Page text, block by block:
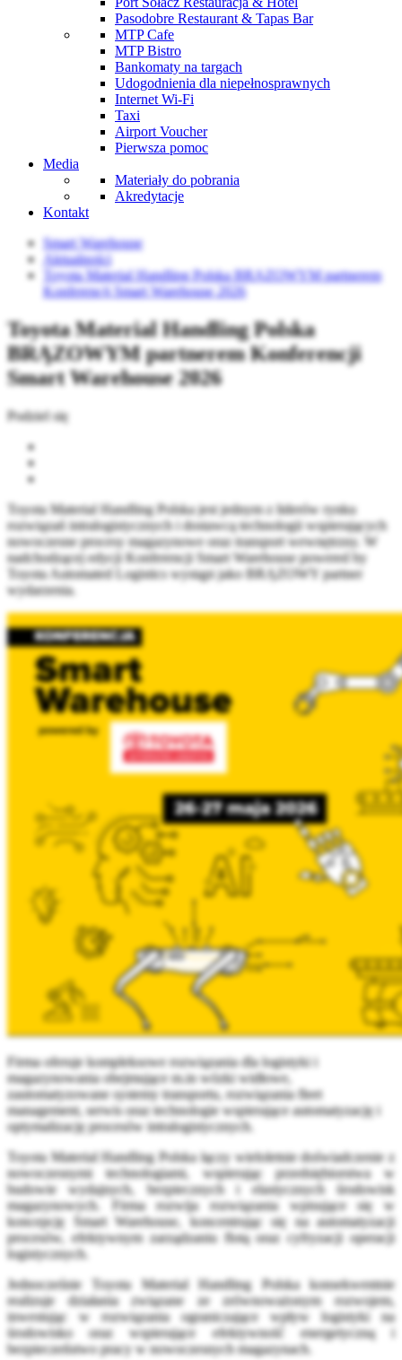
Pasodobre Restaurant & Tapas Bar
MTP Cafe
MTP Bistro
Bankomaty na targach
Udogodnienia dla niepełnosprawnych
Internet Wi-Fi
Taxi
Airport Voucher
Pierwsza pomoc
Media
Materiały do pobrania
Akredytacje
Kontakt
Smart Warehouse
Aktualności
Toyota Material Handling Polska BRĄZOWYM partnerem
Konferencji Smart Warehouse 2026
Toyota Material Handling Polska
BRĄZOWYM partnerem Konferencji
Smart Warehouse 2026
Podziel się
Toyota Material Handling Polska jest jednym z liderów rynku
rozwiązań intralogistycznych i dostawcą technologii wspierających
nowoczesne procesy magazynowe oraz transport wewnętrzny. W
nadchodzącej edycji Konferencji Smart Warehouse powered by
Toyota Automated Logistics wystąpi jako BRĄZOWY partner
wydarzenia.
Firma oferuje kompleksowe rozwiązania dla logistyki i
magazynowania obejmujące m.in wózki widłowe,
zautomatyzowane systemy transportu, rozwiązania fleet
management, serwis oraz technologie wspierające automatyzację i
optymalizację procesów intralogistycznych.
Toyota Material Handling Polska łączy wieloletnie doświadczenie z
nowoczesnymi technologiami, wspierając przedsiębiorstwa w
budowie wydajnych, bezpiecznych i elastycznych środowisk
magazynowych. Firma rozwija rozwiązania wpisujące się w
koncepcję Smart Warehouse, koncentrując się na automatyzacji
procesów, efektywnym zarządzaniu flotą oraz cyfryzacji operacji
logistycznych.
Jednocześnie Toyota Material Handling Polska konsekwentnie
realizuje działania związane ze zrównoważonym rozwojem,
inwestując w rozwiązania ograniczające wpływ logistyki na
środowisko oraz wspierające efektywność energetyczną i
bezpieczeństwo pracy w nowoczesnych magazynach.